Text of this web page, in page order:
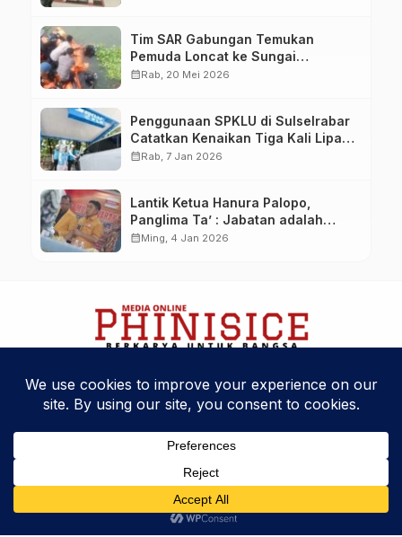
Tim SAR Gabungan Temukan
Pemuda Loncat ke Sungai
Pampang Makassar
calendar_monthRab, 20 Mei 2026
Penggunaan SPKLU di Sulselrabar
Catatkan Kenaikan Tiga Kali Lipat
di Tahun 2025
calendar_monthRab, 7 Jan 2026
Lantik Ketua Hanura Palopo,
Panglima Ta’ : Jabatan adalah
amanah siap dipertanggung
calendar_monthMing, 4 Jan 2026
Kebijakan PrivasiKode EtikDisclaimer
Phinisice - Berkarya Untuk Bangsa
© 2025 Phinova Media Networks. All Rights Reserved.